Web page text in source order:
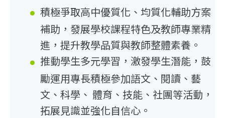
積極爭取高中優質化、均質化輔助方案
補助，發展學校課程特色及教師專業精
進，提升教學品質與教師整體素養。
推動學生多元學習，激發學生潛能，鼓
勵運用專長積極參加語文、閱讀、藝
文、科學、 體育、技能、社團等活動，
拓展見識並強化自信心。